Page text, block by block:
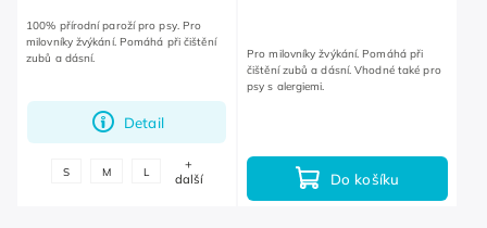
Detail
100% přírodní paroží pro psy. Pro
milovníky žvýkání. Pomáhá při čištění
zubů a dásní.
S M L
+
další
Do košíku
Pro milovníky žvýkání. Pomáhá při
čištění zubů a dásní. Vhodné také pro
psy s alergiemi.